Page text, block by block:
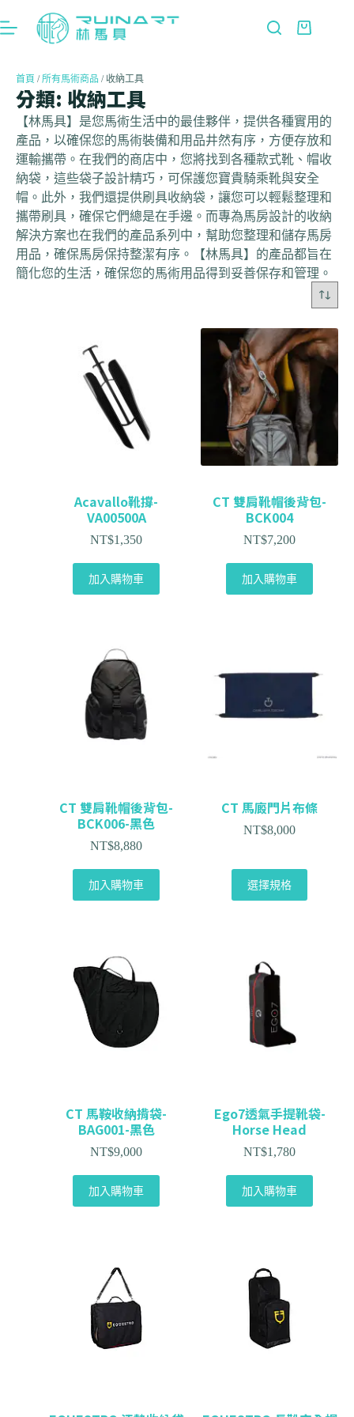
首頁 /所有馬術商品 / 收納工具
分類: 收納工具
【林馬具】是您馬術生活中的最佳夥伴，提供各種實用的
產品，以確保您的馬術裝備和用品井然有序，方便存放和
運輸攜帶。在我們的商店中，您將找到各種款式靴、帽收
納袋，這些袋子設計精巧，可保護您寶貴騎乘靴與安全
帽。此外，我們還提供刷具收納袋，讓您可以輕鬆整理和
攜帶刷具，確保它們總是在手邊。而專為馬房設計的收納
解決方案也在我們的產品系列中，幫助您整理和儲存馬房
用品，確保馬房保持整潔有序。【林馬具】的產品都旨在
簡化您的生活，確保您的馬術用品得到妥善保存和管理。
Acavallo靴撐-
VA00500A
NT$1,350
加入購物車
CT 雙肩靴帽後背包-
BCK004
NT$7,200
加入購物車
CT 雙肩靴帽後背包-
BCK006-黑色
NT$8,880
加入購物車
CT 馬廄門片布條
NT$8,000
選擇規格
CT 馬鞍收納揹袋-
BAG001-黑色
NT$9,000
加入購物車
Ego7透氣手提靴袋-
Horse Head
NT$1,780
加入購物車